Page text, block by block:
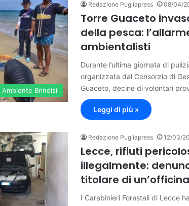
Ambiente Brindisi
Redazione Pugliapress 08/04/
Torre Guaceto
della pesca:
ambientalisti
Durante l’ultima giornata di
organizzata dal Consorzio di
Guaceto, decine di volontari
Leggi di più »
Redazione Pugliapress 12/03/
Lecce, rifiuti
illegalmente:
titolare di un’officina
I Carabinieri Forestali di Lecce